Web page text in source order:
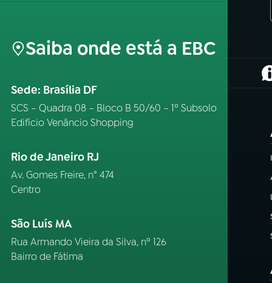
Saiba onde está a EBC
Sede: Brasília DF
SCS – Quadra 08 – Bloco B 50/60 – 1º Subsolo
Edifício Venâncio Shopping
Rio de Janeiro RJ
Av. Gomes Freire, n° 474
Centro
São Luís MA
Rua Armando Vieira da Silva, nº 126
Bairro de Fátima